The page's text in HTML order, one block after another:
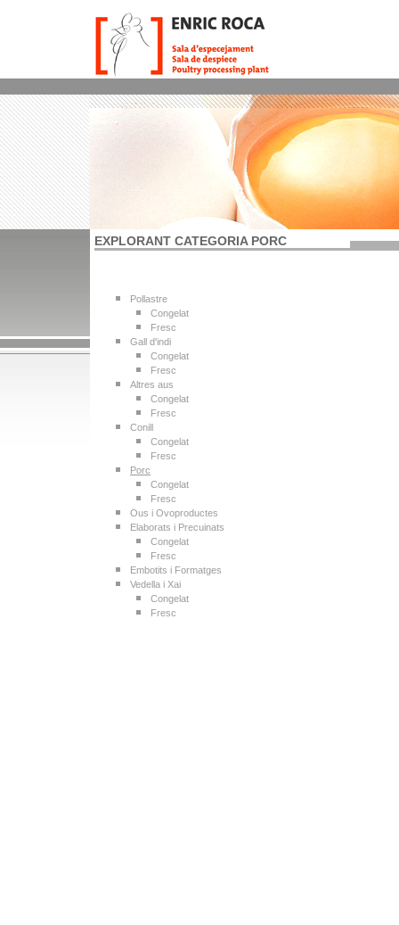
EXPLORANT CATEGORIA PORC
Pollastre
Congelat
Fresc
Gall d'indi
Congelat
Fresc
Altres aus
Congelat
Fresc
Conill
Congelat
Fresc
Porc
Congelat
Fresc
Ous i Ovoproductes
Elaborats i Precuinats
Congelat
Fresc
Embotits i Formatges
Vedella i Xai
Congelat
Fresc